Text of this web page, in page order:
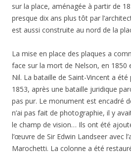
sur la place, aménagée à partir de
presque dix ans plus tôt par
est aussi construite au nord de la
La mise en place des plaques a
face sur la mort de Nelson, en 1850
Nil. La bataille de Saint-Vincent a
1853, après une bataille juridique
pas pur. Le monument est encadré
n’ai pas fait de photographie, il y
le champ de vision… Ils ont été
l’œuvre de Sir Edwin Landseer avec
Marochetti. La colonne a été